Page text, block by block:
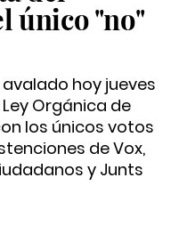
único "no"
avalado hoy jueves
Orgánica de
los únicos votos
de Vox,
y Junts